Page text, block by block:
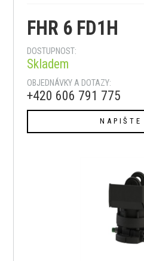
FHR 6 FD1H
DOSTUPNOST:
Skladem
OBJEDNÁVKY A DOTAZY:
+420 606 791 775
NAPIŠTE